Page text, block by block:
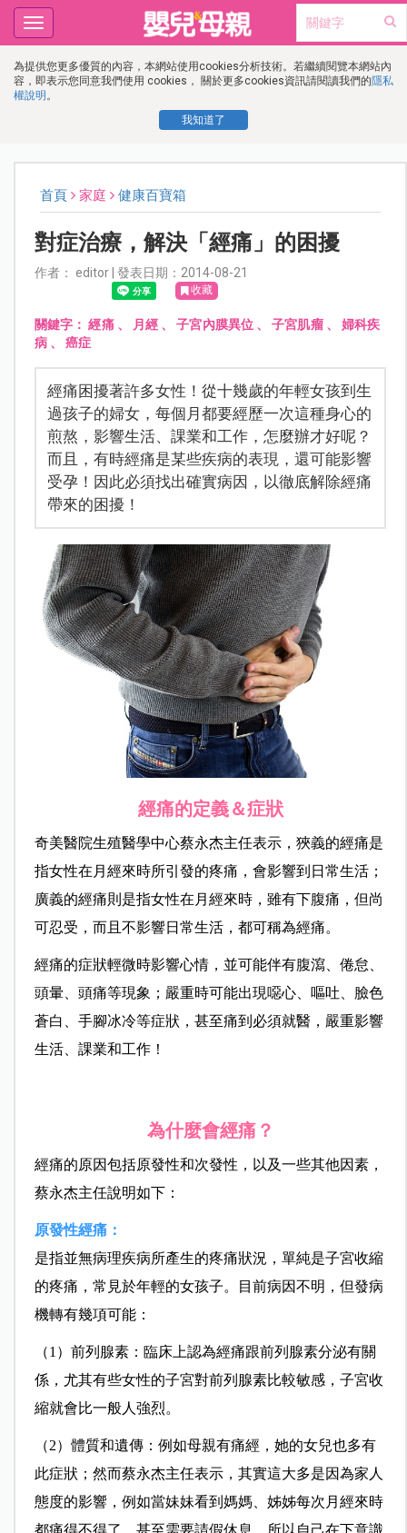
為提供您更多優質的內容，本網站使用cookies分析技術。若繼續閱覽本網站內
容，即表示您同意我們使用 cookies， 關於更多cookies資訊請閱讀我們的隱私
權說明 。
我知道了
Toggle
navigation
首頁 家庭 健康百寶箱
對症治療，解決「經痛」的困擾
作者： editor | 發表日期：2014-08-21
收藏
關鍵字：經痛、 月經 、子宮內膜異位、子宮肌瘤、 婦科疾
病、 癌症
經痛困擾著許多女性！從十幾歲的年輕女孩到生
過孩子的婦女，每個月都要經歷一次這種身心的
煎熬，影響生活、課業和工作，怎麼辦才好呢？
而且，有時經痛是某些疾病的表現，還可能影響
受孕！因此必須找出確實病因，以徹底解除經痛
帶來的困擾！
經痛的定義＆症狀
奇美醫院生殖醫學中心蔡永杰主任表示，狹義的經痛是
指女性在月經來時所引發的疼痛，會影響到日常生活；
廣義的經痛則是指女性在月經來時，雖有下腹痛，但尚
可忍受，而且不影響日常生活，都可稱為經痛。
經痛的症狀輕微時影響心情，並可能伴有腹瀉、倦怠、
頭暈、頭痛等現象；嚴重時可能出現噁心、嘔吐、臉色
蒼白、手腳冰冷等症狀，甚至痛到必須就醫，嚴重影響
生活、課業和工作！
為什麼會經痛？
經痛的原因包括原發性和次發性，以及一些其他因素，
蔡永杰主任說明如下：
原發性經痛：
是指並無病理疾病所產生的疼痛狀況，單純是子宮收縮
的疼痛，常見於年輕的女孩子。目前病因不明，但發病
機轉有幾項可能：
（1）前列腺素：臨床上認為經痛跟前列腺素分泌有關
係，尤其有些女性的子宮對前列腺素比較敏感，子宮收
縮就會比一般人強烈。
（2）體質和遺傳：例如母親有痛經，她的女兒也多有
此症狀；然而蔡永杰主任表示，其實這大多是因為家人
態度的影響，例如當妹妹看到媽媽、姊姊每次月經來時